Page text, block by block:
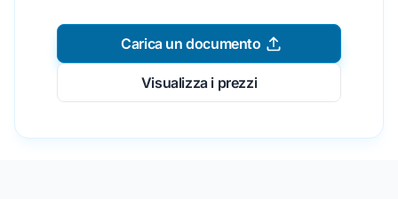
Carica un documento
Visualizza i prezzi